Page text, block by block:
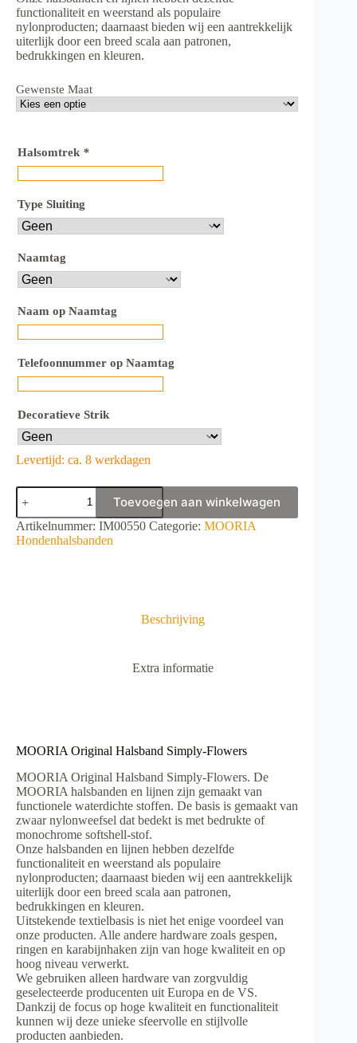
€45,00
functionaliteit en weerstand als populaire
nylonproducten; daarnaast bieden wij een aantrekkelijk
uiterlijk door een breed scala aan patronen,
bedrukkingen en kleuren.
Gewenste Maat
Halsomtrek *
Type Sluiting
Naamtag
Naam op Naamtag
Telefoonnummer op Naamtag
Decoratieve Strik
Levertijd: ca. 8 werkdagen
MOORIA
Original
Halsband
Simply-
Flowers
Toevoegen aan winkelwagen
A
l
Artikelnummer: IM00550 Categorie: MOORIA
Hondenhalsbanden
Beschrijving
Extra informatie
MOORIA Original Halsband Simply-Flowers
MOORIA Original Halsband Simply-Flowers. De
MOORIA halsbanden en lijnen zijn gemaakt van
functionele waterdichte stoffen. De basis is gemaakt van
zwaar nylonweefsel dat bedekt is met bedrukte of
monochrome softshell-stof.
Onze halsbanden en lijnen hebben dezelfde
functionaliteit en weerstand als populaire
nylonproducten; daarnaast bieden wij een aantrekkelijk
uiterlijk door een breed scala aan patronen,
bedrukkingen en kleuren.
Uitstekende textielbasis is niet het enige voordeel van
onze producten. Alle andere hardware zoals gespen,
ringen en karabijnhaken zijn van hoge kwaliteit en op
hoog niveau verwerkt.
We gebruiken alleen hardware van zorgvuldig
geselecteerde producenten uit Europa en de VS.
Dankzij de focus op hoge kwaliteit en functionaliteit
kunnen wij deze unieke sfeervolle en stijlvolle
producten aanbieden.